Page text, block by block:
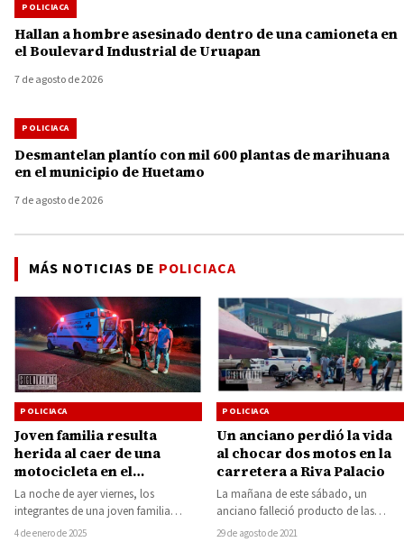
POLICIACA
Hallan a hombre asesinado dentro de una camioneta en
el Boulevard Industrial de Uruapan
7 de agosto de 2026
POLICIACA
Desmantelan plantío con mil 600 plantas de marihuana
en el municipio de Huetamo
7 de agosto de 2026
MÁS NOTICIAS DE POLICIACA
POLICIACA
Joven familia resulta
herida al caer de una
motocicleta en el
Libramiento de Huetamo
La noche de ayer viernes, los
integrantes de una joven familia
resultaron heridos tras caer de la
4 de enero de 2025
POLICIACA
Un anciano perdió la vida
al chocar dos motos en la
carretera a Riva Palacio
La mañana de este sábado, un
anciano falleció producto de las
lesiones que sufrió en diversas partes
29 de agosto de 2021